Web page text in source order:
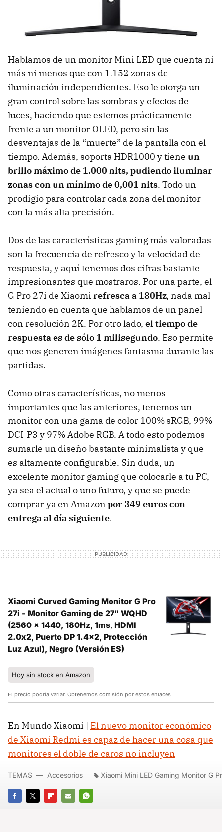
Hablamos de un monitor Mini LED que cuenta ni
más ni menos que con 1.152 zonas de
iluminación independientes. Eso le otorga un
gran control sobre las sombras y efectos de
luces, haciendo que estemos prácticamente
frente a un monitor OLED, pero sin las
desventajas de la “muerte” de la pantalla con el
tiempo. Además, soporta HDR1000 y tiene un
brillo máximo de 1.000 nits, pudiendo iluminar
zonas con un mínimo de 0,001 nits. Todo un
prodigio para controlar cada zona del monitor
con la más alta precisión.
Dos de las características gaming más valoradas
son la frecuencia de refresco y la velocidad de
respuesta, y aquí tenemos dos cifras bastante
impresionantes que mostraros. Por una parte, el
G Pro 27i de Xiaomi refresca a 180Hz, nada mal
teniendo en cuenta que hablamos de un panel
con resolución 2K. Por otro lado, el tiempo de
respuesta es de sólo 1 milisegundo. Eso permite
que nos generen imágenes fantasma durante las
partidas.
Como otras características, no menos
importantes que las anteriores, tenemos un
monitor con una gama de color 100% sRGB, 99%
DCI-P3 y 97% Adobe RGB. A todo esto podemos
sumarle un diseño bastante minimalista y que
es altamente configurable. Sin duda, un
excelente monitor gaming que colocarle a tu PC,
ya sea el actual o uno futuro, y que se puede
comprar ya en Amazon por 349 euros con
entrega al día siguiente.
Xiaomi Curved Gaming Monitor G Pro
27i - Monitor Gaming de 27" WQHD
(2560 x 1440, 180Hz, 1ms, HDMI
2.0x2, Puerto DP 1.4x2, Protección
Luz Azul), Negro (Versión ES)
Hoy sin stock en Amazon
El precio podría variar. Obtenemos comisión por estos enlaces
En Mundo Xiaomi | El nuevo monitor económico
de Xiaomi Redmi es capaz de hacer una cosa que
monitores el doble de caros no incluyen
FACEBOOK
TWITTERFLIPBOARD
E-
WHATSAPP
TEMAS Accesorios Xiaomi Mini LED Gaming Monitor G